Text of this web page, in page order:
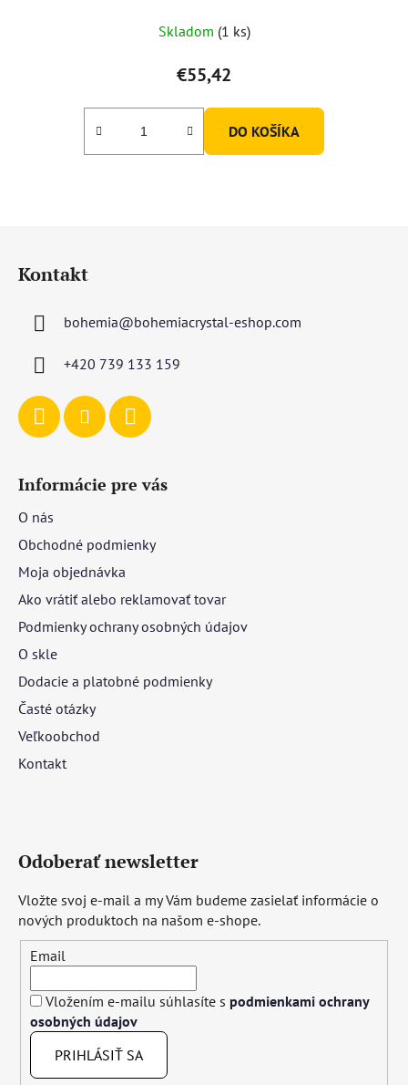
Skladom (1 ks)
€55,42
DO KOŠÍKA
Kontakt
bohemia@bohemiacrystal-eshop.com
+420 739 133 159
Informácie pre vás
O nás
Obchodné podmienky
Moja objednávka
Ako vrátiť alebo reklamovať tovar
Podmienky ochrany osobných údajov
O skle
Dodacie a platobné podmienky
Časté otázky
Veľkoobchod
Kontakt
Odoberať newsletter
Vložte svoj e-mail a my Vám budeme zasielať informácie o
nových produktoch na našom e-shope.
Email
Vložením e-mailu súhlasíte s podmienkami ochrany
osobných údajov
PRIHLÁSIŤ SA